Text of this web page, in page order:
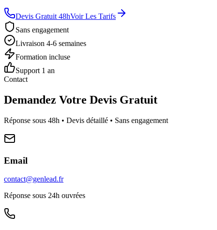
Devis Gratuit 48hVoir Les Tarifs
Sans engagement
Livraison 4-6 semaines
Formation incluse
Support 1 an
Contact
Demandez Votre Devis Gratuit
Réponse sous 48h • Devis détaillé • Sans engagement
Email
contact@genlead.fr
Réponse sous 24h ouvrées